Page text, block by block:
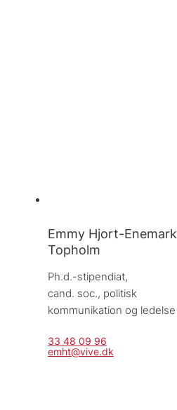
Emmy Hjort-Enemark
Topholm
Ph.d.-stipendiat,
cand. soc., politisk
kommunikation og ledelse
33 48 09 96
emht@vive.dk